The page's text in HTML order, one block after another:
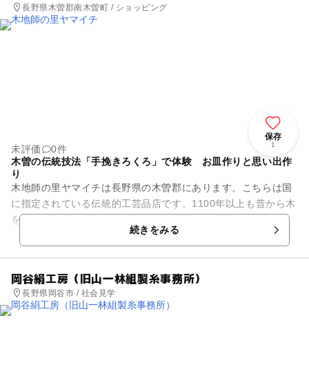
長野県木曽郡南木曽町 / ショッピング
保存
1
未評価
0件
木曽の伝統技法「手挽きろくろ」で体験 お皿作りと思い出作
り
木地師の里ヤマイチは長野県の木曽郡にあります。こちらは国
に指定されている伝統的工芸品店です。1100年以上も昔から木
を加工して作った食器である木地師の歴史が始まっているそう
です。昔からの技術は受...続きをみる
岡谷絹工房（旧山一林組製糸事務所）
長野県岡谷市 / 社会見学